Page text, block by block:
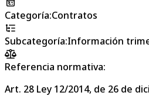
Categoría:Contratos
Subcategoría:Información
Referencia normativa:
Art. 28 Ley 12/2014, de 26 de